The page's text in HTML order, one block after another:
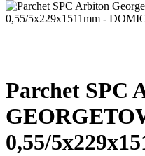
Parchet SPC
0,55/